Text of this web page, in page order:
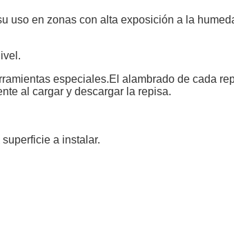
uso en zonas con alta exposición a la
especiales.El alambrado de cada
al cargar y descargar la repisa.
a instalar.